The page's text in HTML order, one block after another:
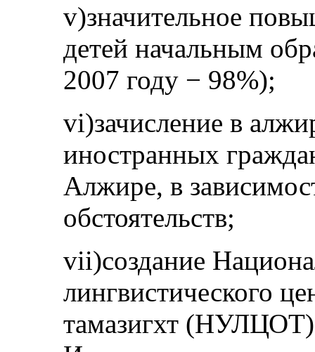
v)значительное
детей начальным
2007 году − 98%);
vi)зачисление в
иностранных
Алжире, в
обстоятельств;
vii)создание
лингвистического
тамазигхт (НУЛЦОТ)